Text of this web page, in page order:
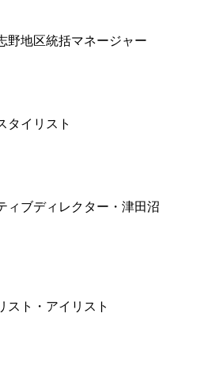
野地区統括マネージャー
タイリスト
ィブディレクター・津田沼
スト・アイリスト